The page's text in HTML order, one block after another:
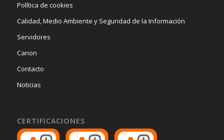
Política de cookies
Calidad, Medio Ambiente y Seguridad de la Información
Servidores
Canon
Contacto
Noticias
CERTIFICACIONES